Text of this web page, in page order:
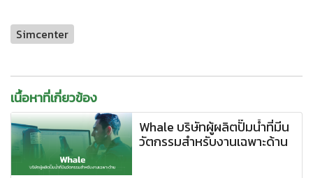
Simcenter
เนื้อหาที่เกี่ยวข้อง
Whale บริษัทผู้ผลิตปั๊มน้ำที่มีน
วัตกรรมสำหรับงานเฉพาะด้าน